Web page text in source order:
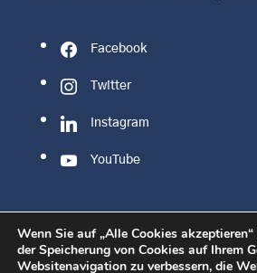
Facebook
Twitter
Instagram
YouTube
Wenn Sie auf „Alle Cookies
der Speicherung von Cookies auf Ihrem
Websitenavigation zu verbessern, die